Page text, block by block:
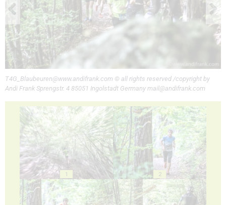
T4G_Blaubeuren@www.andifrank.com © all rights reserved /copyright by
Andi Frank Sprengstr. 4 85051 Ingolstadt Germany mail@andifrank.com
1 2